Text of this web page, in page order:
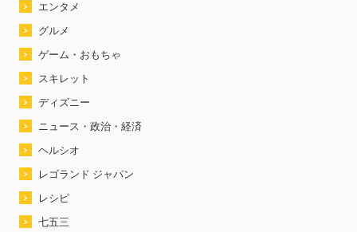
エンタメ
グルメ
ゲーム・おもちゃ
スキレット
ディズニー
ニュース・政治・経済
ヘルシオ
レゴランド ジャパン
レシピ
七五三